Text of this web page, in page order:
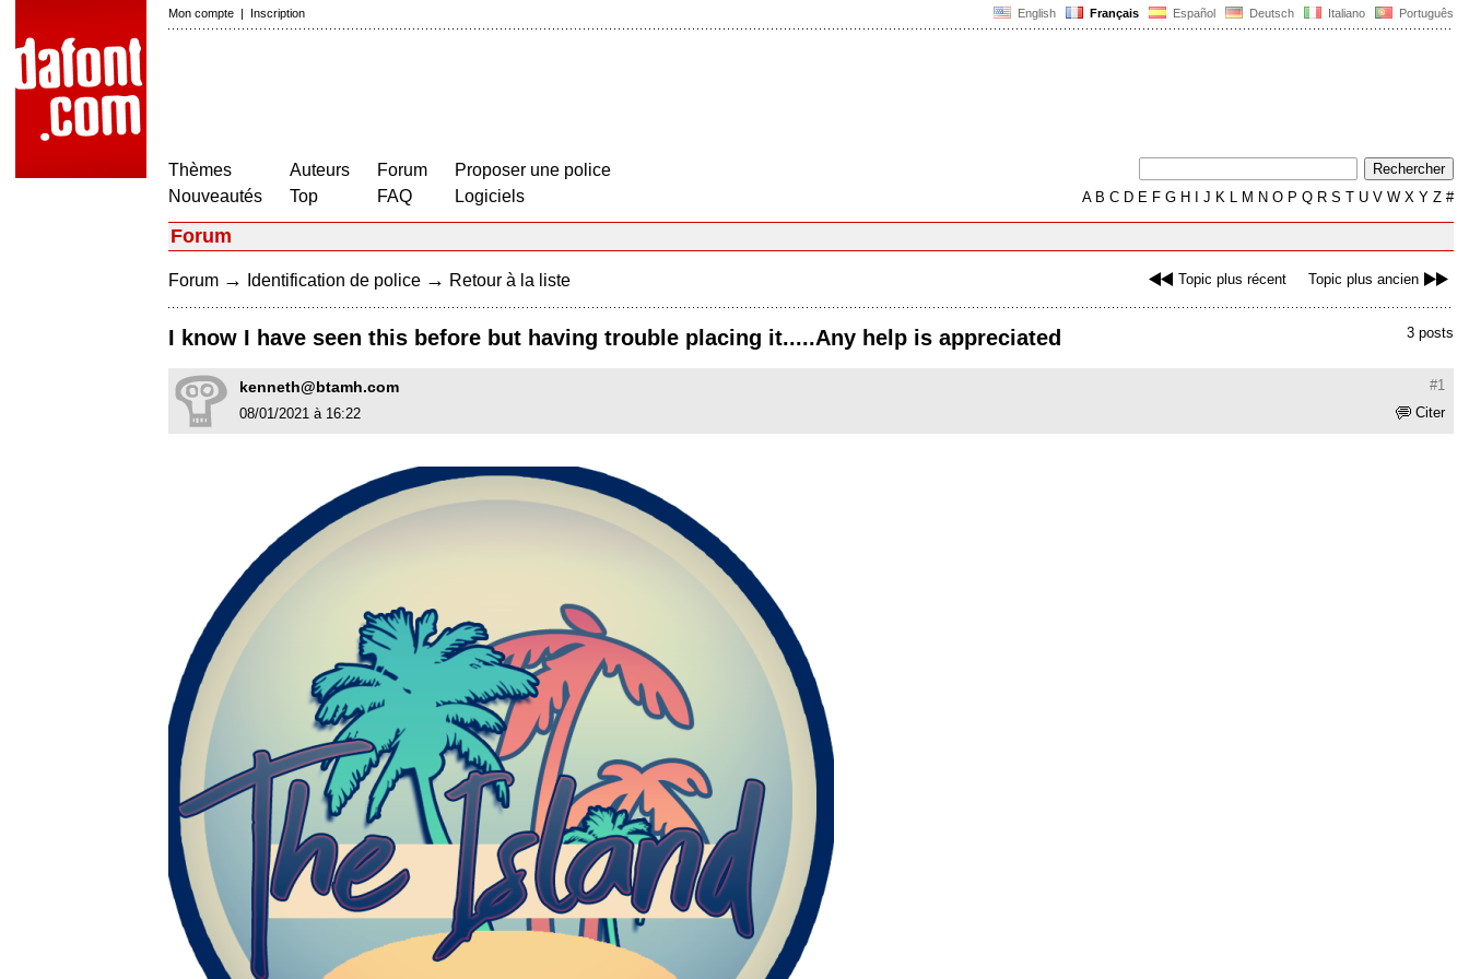
English Français Español Deutsch Italiano Português
Mon compte | Inscription
Thèmes
Nouveautés
Auteurs
Top
Forum
FAQ
Proposer une police
Logiciels
AB C D E F G H J K L M N O P Q R S T U V W X Y Z #
Forum
Topic plus récent Topic plus ancien
Forum → Identification de police → Retour à la liste
3 posts
I know I have seen this before but having trouble placing it.....Any help is appreciated
#1
kenneth@btamh.com
Citer
08/01/2021 à 16:22